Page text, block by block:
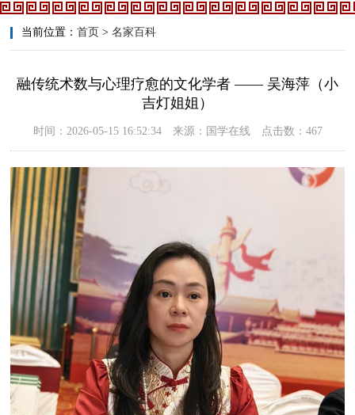
当前位置：首页 >名家百科
融传统术数与心理疗愈的文化学者 —— 吴海萍（小
吉灯姐姐）
时间：2026-05-15 16:52:34 来源：国学在线 点击数：467